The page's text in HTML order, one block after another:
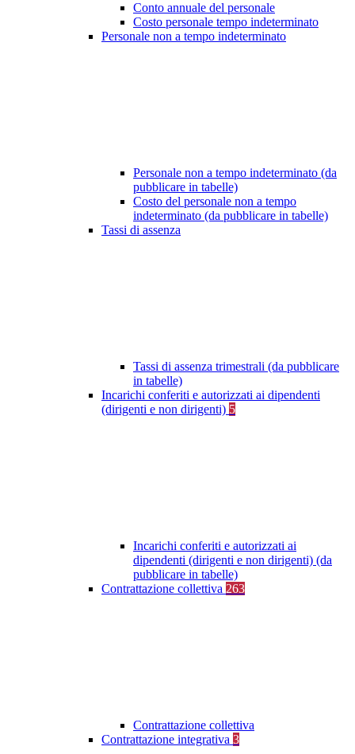
Conto annuale del personale
Costo personale tempo indeterminato
Personale non a tempo indeterminato
Personale non a tempo indeterminato (da
pubblicare in tabelle)
Costo del personale non a tempo
indeterminato (da pubblicare in tabelle)
Tassi di assenza
Tassi di assenza trimestrali (da pubblicare
in tabelle)
Incarichi conferiti e autorizzati ai dipendenti
(dirigenti e non dirigenti) 5
Incarichi conferiti e autorizzati ai
dipendenti (dirigenti e non dirigenti) (da
pubblicare in tabelle)
Contrattazione collettiva 263
Contrattazione collettiva
Contrattazione integrativa 3